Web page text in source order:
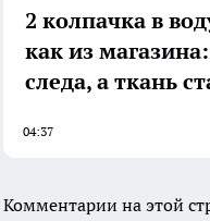
2 колпачка в
как из
следа, а ткань
04:37
Комментарии на этой